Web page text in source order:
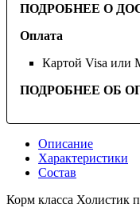
ПОДРОБНЕЕ О
Оплата
Картой Visa или
ПОДРОБНЕЕ ОБ
Описание
Характеристики
Состав
Корм класса Холистик